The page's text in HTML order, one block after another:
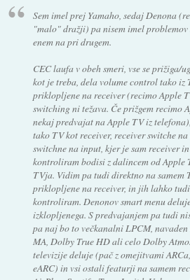
Sem imel prej Yamaho, sedaj Denona
"malo" dražji) pa nisem imel
enem na pri drugem.
CEC laufa v obeh smeri, vse se prižiga/
kot je treba, dela volume control tako iz
priklopljene na receiver (recimo Apple
switching ni težava. Če prižgem recimo
nekaj predvajat na Apple TV iz
tako TV kot receiver, receiver switche
switchne na input, kjer je sam receiver
kontroliram bodisi z dalincem od Apple
TVja. Vidim pa tudi direktno na samem
priklopljene na receiver, in jih lahko
kontroliram. Denonov smart menu
izklopljenega. S predvajanjem pa tudi
pa naj bo to večkanalni LPCM,
MA, Dolby True HD ali celo Dolby
televizije deluje (pač z omejitvami
eARC) in vsi ostali featurji na samem